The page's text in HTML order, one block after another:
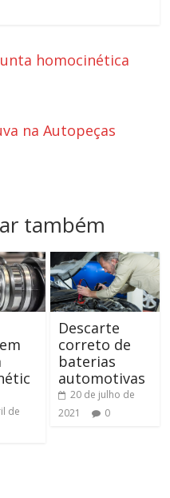
homocinética
na Autopeças
também
de
Descarte
correto de
baterias
automotivas
20 de julho de
2021
0